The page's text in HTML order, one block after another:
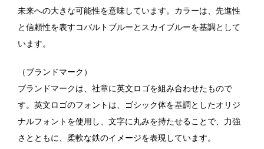
未来への大きな可能性を意味しています。カラーは、先進性
と信頼性を表すコバルトブルーとスカイブルーを基調として
います。
（ブランドマーク）
ブランドマークは、社章に英文ロゴを組み合わせたもので
す。英文ロゴのフォントは、ゴシック体を基調としたオリジ
ナルフォントを使用し、文字に丸みを持たせることで、力強
さとともに、柔軟な鉄のイメージを表現しています。